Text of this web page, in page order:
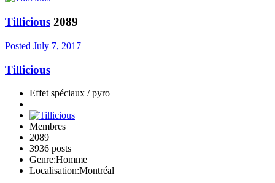
Tillicious 2089
Posted July 7, 2017
Tillicious
Effet spéciaux / pyro
Membres
2089
3936 posts
Genre:Homme
Localisation:Montréal